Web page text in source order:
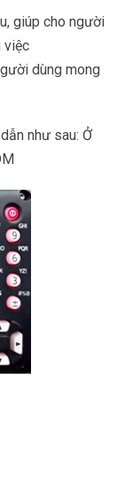
giúp cho người
việc
dùng mong
như sau: Ở